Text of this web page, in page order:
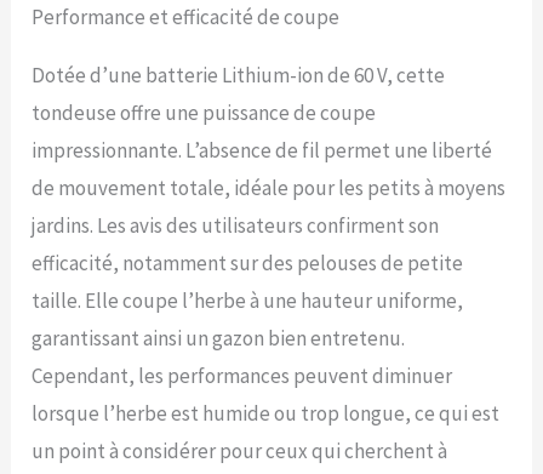
réglage de la hauteur à 6
de hauteur de coupe de 3,8
1 améliore la polyvalence,
permettant à la fois le
paillage et l'ensachage
arrière, s'adaptant à vos
besoins d'entretien de
pelouse dans divers
environnements. Design
léger et durable : le plateau
résistant à la rouille de 43,2
cm est conçu pour une
maniabilité facile et une
utilisation durable. Sa
construction légère assure
une manipulation sans
Performance et efficacité de coupe
Dotée d’une batterie Lithium-ion de 60 V, cette
tondeuse offre une puissance de coupe
impressionnante. L’absence de fil permet une liberté
de mouvement totale, idéale pour les petits à moyens
jardins. Les avis des utilisateurs confirment son
efficacité, notamment sur des pelouses de petite
taille. Elle coupe l’herbe à une hauteur uniforme,
garantissant ainsi un gazon bien entretenu.
Cependant, les performances peuvent diminuer
lorsque l’herbe est humide ou trop longue, ce qui est
un point à considérer pour ceux qui cherchent à